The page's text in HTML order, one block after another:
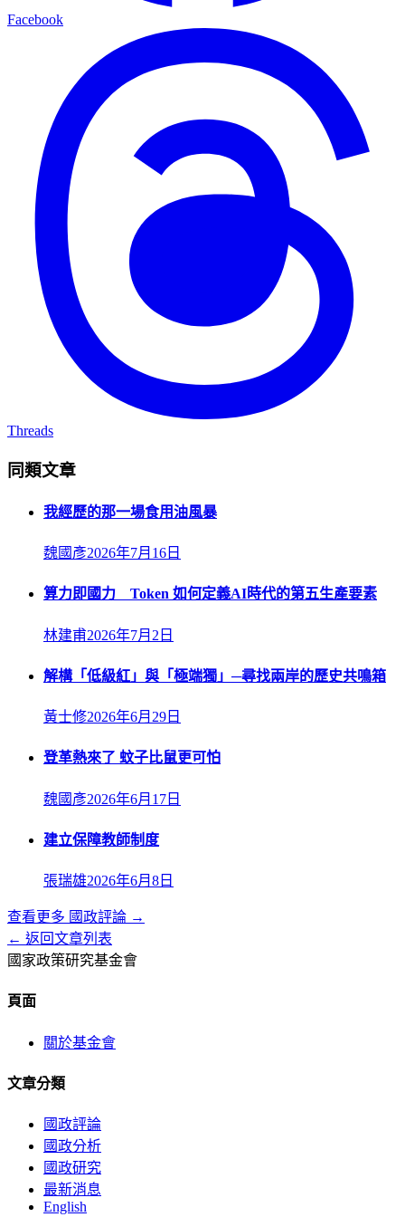
Facebook
Threads
同類文章
我經歷的那一場食用油風暴
魏國彥2026年7月16日
算力即國力 Token 如何定義AI時代的第五生產要素
林建甫2026年7月2日
解構「低級紅」與「極端獨」─尋找兩岸的歷史共鳴箱
黃士修2026年6月29日
登革熱來了 蚊子比鼠更可怕
魏國彥2026年6月17日
建立保障教師制度
張瑞雄2026年6月8日
查看更多 國政評論 →
← 返回文章列表
國家政策研究基金會
頁面
關於基金會
文章分類
國政評論
國政分析
國政研究
最新消息
English